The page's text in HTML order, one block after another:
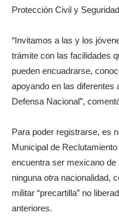
Protección Civil y
“Invitamos a las y los
trámite con las facilidades
pueden encuadrarse,
apoyando en las diferentes
Defensa Nacional”,
Para poder registrarse, es
Municipal de
encuentra ser mexicano
ninguna otra nacionalidad,
militar “precartilla” no
anteriores.